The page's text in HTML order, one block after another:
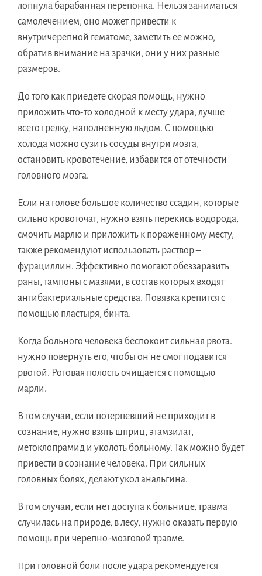
лопнула барабанная перепонка. Нельзя заниматься
самолечением, оно может привести к
внутричерепной гематоме, заметить ее можно,
обратив внимание на зрачки, они у них разные
размеров.
До того как приедете скорая помощь, нужно
приложить что-то холодной к месту удара, лучше
всего грелку, наполненную льдом. С помощью
холода можно сузить сосуды внутри мозга,
остановить кровотечение, избавится от отечности
головного мозга.
Если на голове большое количество ссадин, которые
сильно кровоточат, нужно взять перекись водорода,
смочить марлю и приложить к пораженному месту,
также рекомендуют использовать раствор –
фурациллин. Эффективно помогают обеззаразить
раны, тампоны с мазями, в состав которых входят
антибактериальные средства. Повязка крепится с
помощью пластыря, бинта.
Когда больного человека беспокоит сильная рвота.
нужно повернуть его, чтобы он не смог подавится
рвотой. Ротовая полость очищается с помощью
марли.
В том случаи, если потерпевший не приходит в
сознание, нужно взять шприц, этамзилат,
метоклопрамид и уколоть больному. Так можно будет
привести в сознание человека. При сильных
головных болях, делают укол анальгина.
В том случаи, если нет доступа к больнице, травма
случилась на природе, в лесу, нужно оказать первую
помощь при черепно-мозговой травме.
При головной боли после удара рекомендуется